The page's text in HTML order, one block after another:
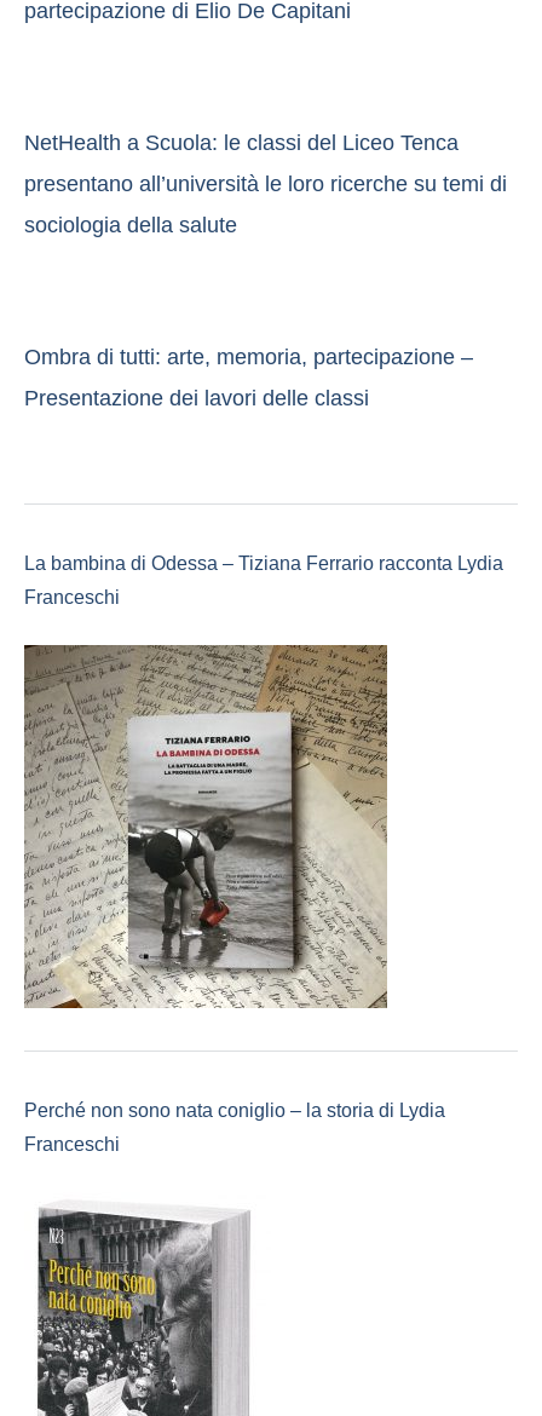
partecipazione di Elio De Capitani
NetHealth a Scuola: le classi del Liceo Tenca
presentano all’università le loro ricerche su temi di
sociologia della salute
Ombra di tutti: arte, memoria, partecipazione –
Presentazione dei lavori delle classi
La bambina di Odessa – Tiziana Ferrario racconta Lydia
Franceschi
Perché non sono nata coniglio – la storia di Lydia
Franceschi